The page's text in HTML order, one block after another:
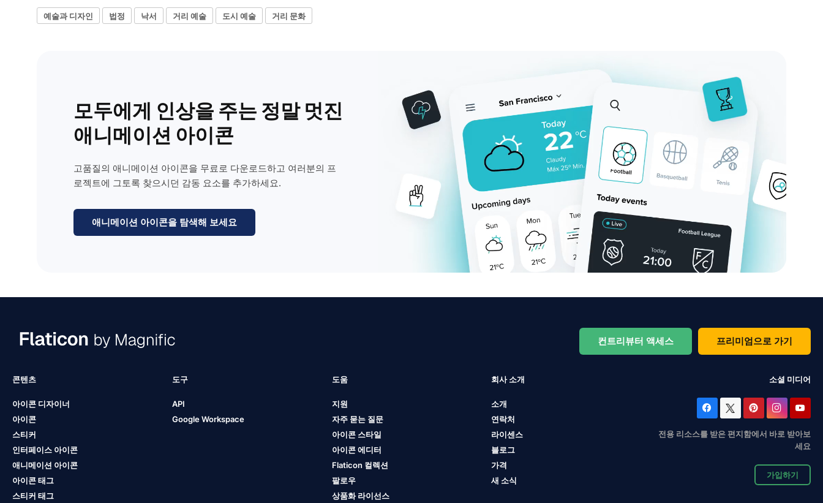
예술과 디자인 법정 낙서 거리 예술 도시 예술 거리 문화
모두에게 인상을 주는 정말 멋진
애니메이션 아이콘
고품질의 애니메이션 아이콘을 무료로 다운로드하고 여러분의 프
로젝트에 그토록 찾으시던 감동 요소를 추가하세요.
애니메이션 아이콘을 탐색해 보세요
컨트리뷰터 액세스 프리미엄으로 가기
콘텐츠
아이콘 디자이너
아이콘
스티커
인터페이스 아이콘
애니메이션 아이콘
아이콘 태그
스티커 태그
도구
API
Google Workspace
도움
지원
자주 묻는 질문
아이콘 스타일
아이콘 에디터
Flaticon 컬렉션
팔로우
상품화 라이선스
회사 소개
소개
연락처
라이센스
블로그
가격
새 소식
소셜 미디어
전용 리소스를 받은 편지함에서 바로 받아보
세요
가입하기